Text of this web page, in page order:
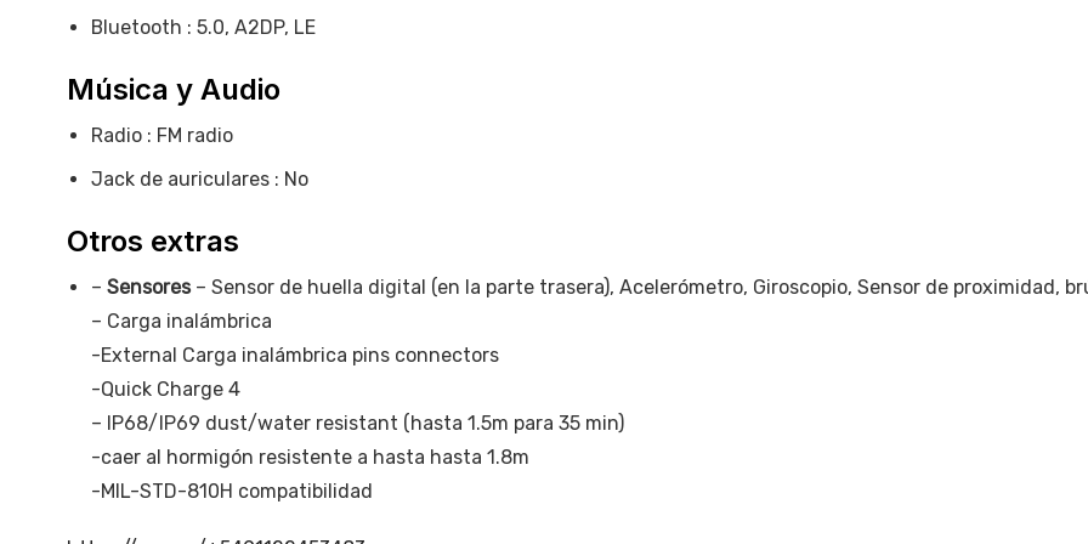
Bluetooth : 5.0, A2DP, LE
Música y Audio
Radio : FM radio
Jack de auriculares : No
Otros extras
– Sensores– Sensor de huella digital (en la parte trasera), Acelerómetro, Giroscopio, Sensor de proximidad,
– Carga inalámbrica
-External Carga inalámbrica pins connectors
-Quick Charge 4
– IP68/IP69 dust/water resistant (hasta 1.5m para 35 min)
-caer al hormigón resistente a hasta hasta 1.8m
-MIL-STD-810H compatibilidad